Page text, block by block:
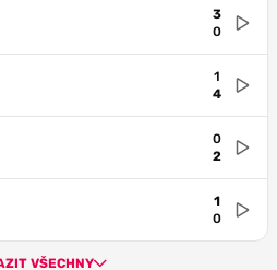
3
0
1
4
0
2
1
0
VŠECHNY